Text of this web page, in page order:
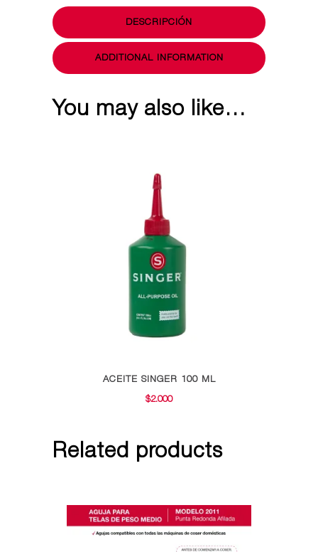
y
sinteticas
quantity
DESCRIPCIÓN
ADDITIONAL INFORMATION
You may also like…
ACEITE SINGER 100 ML
$2.000
Related products